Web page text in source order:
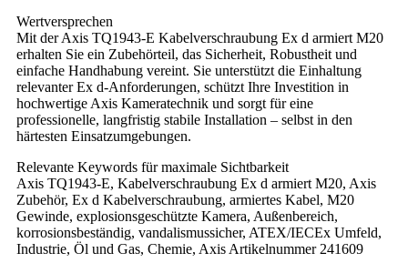
Wertversprechen
Mit der Axis TQ1943-E Kabelverschraubung Ex d armiert M20
erhalten Sie ein Zubehörteil, das Sicherheit, Robustheit und
einfache Handhabung vereint. Sie unterstützt die Einhaltung
relevanter Ex d-Anforderungen, schützt Ihre Investition in
hochwertige Axis Kameratechnik und sorgt für eine
professionelle, langfristig stabile Installation – selbst in den
härtesten Einsatzumgebungen.
Relevante Keywords für maximale Sichtbarkeit
Axis TQ1943-E, Kabelverschraubung Ex d armiert M20, Axis
Zubehör, Ex d Kabelverschraubung, armiertes Kabel, M20
Gewinde, explosionsgeschützte Kamera, Außenbereich,
korrosionsbeständig, vandalismussicher, ATEX/IECEx Umfeld,
Industrie, Öl und Gas, Chemie, Axis Artikelnummer 241609